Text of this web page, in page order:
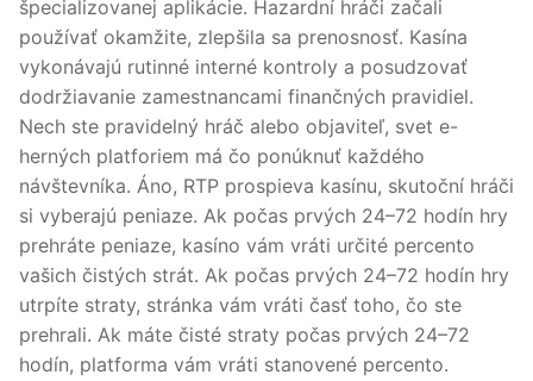
špecializovanej aplikácie. Hazardní hráči začali
používať okamžite, zlepšila sa prenosnosť. Kasína
vykonávajú rutinné interné kontroly a posudzovať
dodržiavanie zamestnancami finančných pravidiel.
Nech ste pravidelný hráč alebo objaviteľ, svet e-
herných platforiem má čo ponúknuť každého
návštevníka. Áno, RTP prospieva kasínu, skutoční hráči
si vyberajú peniaze. Ak počas prvých 24–72 hodín hry
prehráte peniaze, kasíno vám vráti určité percento
vašich čistých strát. Ak počas prvých 24–72 hodín hry
utrpíte straty, stránka vám vráti časť toho, čo ste
prehrali. Ak máte čisté straty počas prvých 24–72
hodín, platforma vám vráti stanovené percento.